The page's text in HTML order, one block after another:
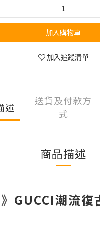
加入購物車
加入追蹤清單
述
送貨及付款方
式
商品描述
GUCCI潮流復